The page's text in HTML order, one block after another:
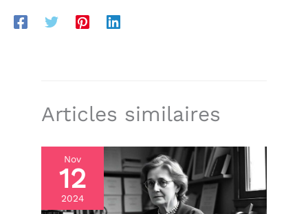
Articles similaires
Nov
12
2024